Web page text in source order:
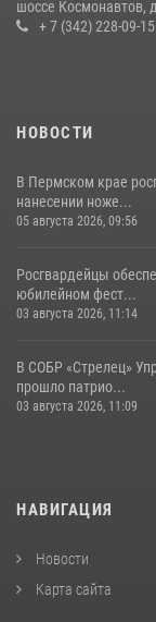
вакансий
шоссе Космонавтов,
+ 7 (342) 228-09-15
НОВОСТИ
В Пермском крае
нанесении ноже...
05 августа 2026, 09:56
Росгвардейцы
юбилейном фест...
03 августа 2026, 11:14
В СОБР «Стрелец»
прошло патрио...
03 августа 2026, 11:09
НАВИГАЦИЯ
Новости
Карта сайта